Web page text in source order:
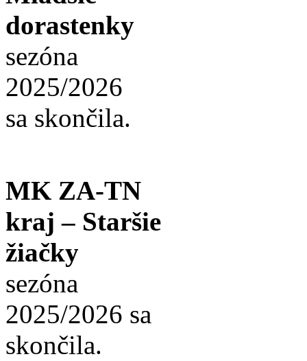
dorastenky
sezóna
2025/2026
sa skončila.
MK ZA-TN
kraj – Staršie
žiačky
sezóna
2025/2026 sa
skončila.